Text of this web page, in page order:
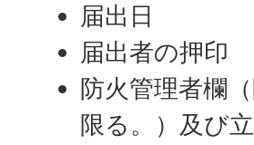
届出日
届出者の押印
防火管理者欄
限る。）及び